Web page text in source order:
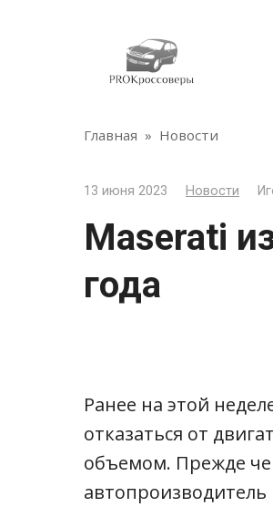
Главная » Новости
13 июня 2023 Новости
Maserati
года
Ранее на этой
отказаться от
объемом. Прежде